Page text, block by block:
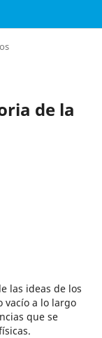
de la
las ideas de los
vacío a lo largo
que se